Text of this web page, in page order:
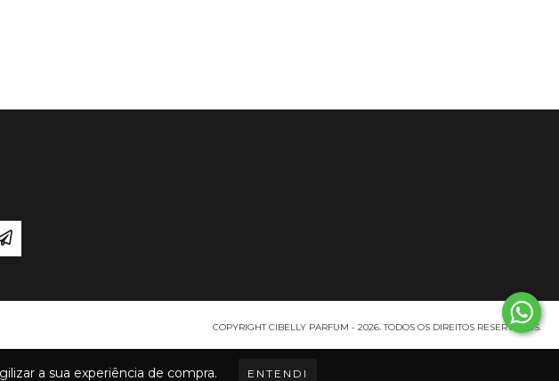
a sua experiência de compra. ENTENDI
COPYRIGHT CIBELLY PARFUM - 2026. TODOS OS DIREITOS RESERVADOS.